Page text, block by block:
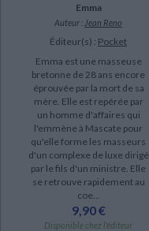
poche (282)
IAD (229)
document-audio (9)
coffret (2)
SÉRIE
Son espionne royale (14)
Op-center (8)
Réseau bouclier (8)
Power games (5)
Emma
Auteur : Jean Reno
Éditeur(s) : Pocket
Emma est une masseuse
bretonne de 28 ans encore
éprouvée par la mort de sa
mère. Elle est repérée par
un homme d'affaires qui
l'emmène à Mascate pour
qu'elle forme les masseurs
d'un complexe de luxe dirigé
par le fils d'un ministre. Elle
se retrouve rapidement au
coe...
9,90 €
Disponible chez l'éditeur